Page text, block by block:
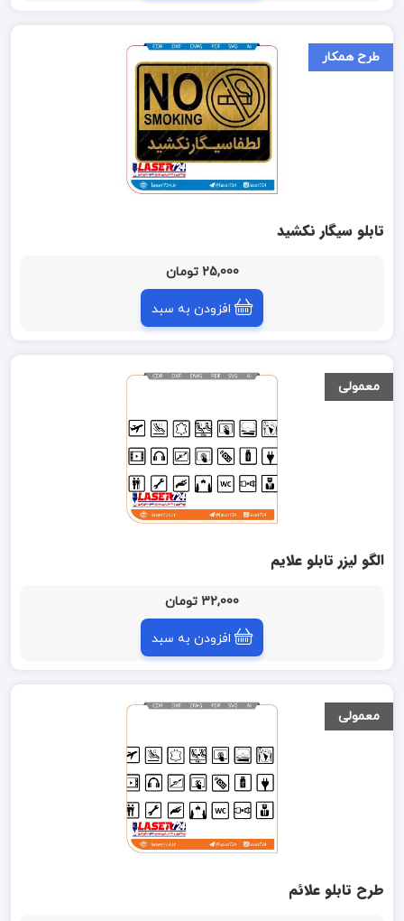
طرح همکار
تابلو سیگار نکشید
25,000 تومان
افزودن به سبد
معمولی
الگو لیزر تابلو علایم
32,000 تومان
افزودن به سبد
معمولی
طرح تابلو علائم